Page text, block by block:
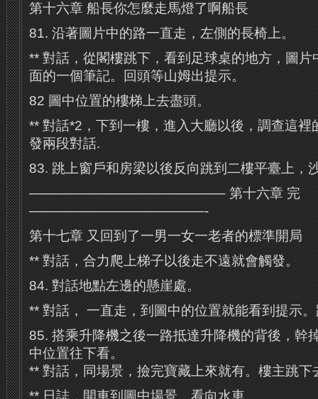
第十六章 船長你怎麼走馬燈了啊船長
81. 沿著圖片中的路一直走，左側的長椅上。
** 對話，從閣樓跳下，看到足球桌的地方，圖
面的一個筆記。回頭等山姆出提示。
82 圖中位置的樓梯上去盡頭。
** 對話*2，下到一樓，進入大廳以後，調查這裡
發兩段對話.
83. 跳上窗戶和房梁以後反向跳到二樓平臺上，
——————————————– 第十六章 完
—————————————-
第十七章 又回到了一男一女一老者的標準開局
** 對話，合力爬上梯子以後走不遠就會觸發。
84. 對話地點左邊的懸崖處。
** 對話， 一直走，到圖中的位置就能看到提示
85. 搭乘升降機之後一路抵達升降機的背後，幹
中位置往下看。
** 對話，同場景，撿完寶藏上來就有。樓主跳下
** 日誌，開車到圖中場景，看向水車。